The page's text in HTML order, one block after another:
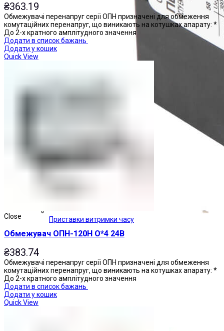
Приставки витримки часу
₴363.19
Обмежувачі перенапруг серії ОПН призначені для обмеження
комутаційних перенапруг, що виникають на котушках апарату: *
До 2-х кратного амплітудного значення
Додати в список бажань
Додати у кошик
Quick View
Close
Обмежувач ОПН-120Н О*4 24В
₴383.74
Обмежувачі перенапруг серії ОПН призначені для обмеження
комутаційних перенапруг, що виникають на котушках апарату: *
До 2-х кратного амплітудного значення
Додати в список бажань
Додати у кошик
Quick View